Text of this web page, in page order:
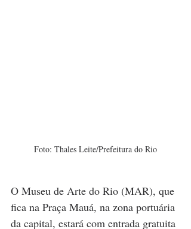
Foto: Thales Leite/Prefeitura do Rio
O Museu de Arte do Rio (MAR), que
fica na Praça Mauá, na zona portuária
da capital, estará com entrada gratuita